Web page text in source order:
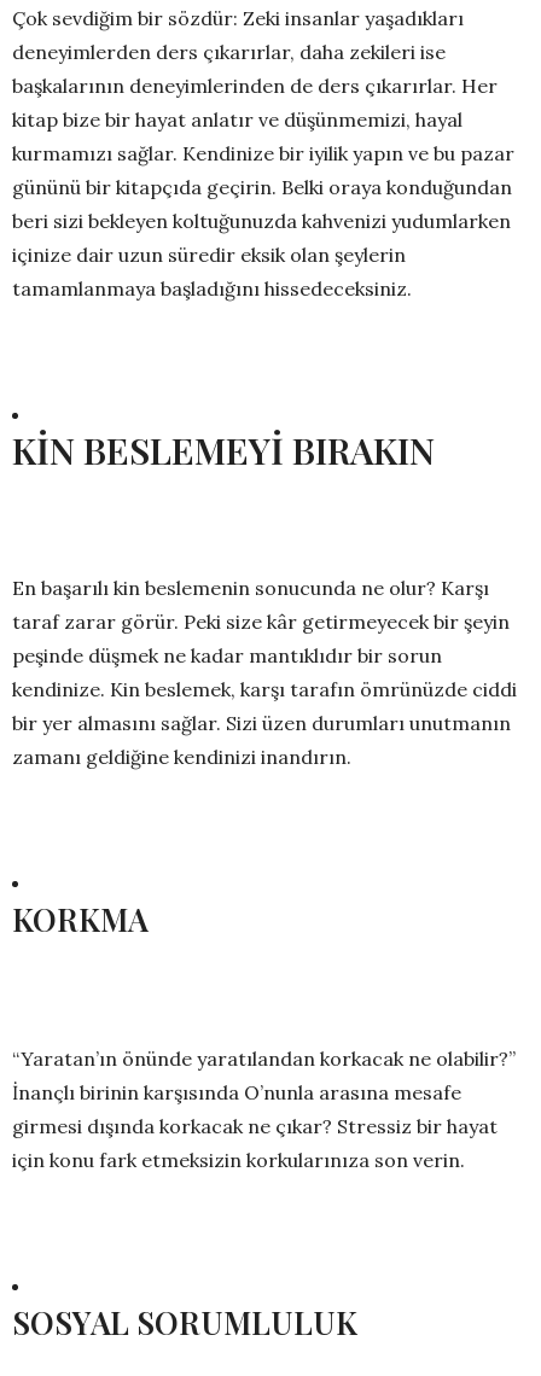
Çok sevdiğim bir sözdür: Zeki insanlar yaşadıkları
deneyimlerden ders çıkarırlar, daha zekileri ise
başkalarının deneyimlerinden de ders çıkarırlar. Her
kitap bize bir hayat anlatır ve düşünmemizi, hayal
kurmamızı sağlar. Kendinize bir iyilik yapın ve bu pazar
gününü bir kitapçıda geçirin. Belki oraya konduğundan
beri sizi bekleyen koltuğunuzda kahvenizi yudumlarken
içinize dair uzun süredir eksik olan şeylerin
tamamlanmaya başladığını hissedeceksiniz.
KİN BESLEMEYİ BIRAKIN
En başarılı kin beslemenin sonucunda ne olur? Karşı
taraf zarar görür. Peki size kâr getirmeyecek bir şeyin
peşinde düşmek ne kadar mantıklıdır bir sorun
kendinize. Kin beslemek, karşı tarafın ömrünüzde ciddi
bir yer almasını sağlar. Sizi üzen durumları unutmanın
zamanı geldiğine kendinizi inandırın.
KORKMA
“Yaratan’ın önünde yaratılandan korkacak ne olabilir?”
İnançlı birinin karşısında O’nunla arasına mesafe
girmesi dışında korkacak ne çıkar? Stressiz bir hayat
için konu fark etmeksizin korkularınıza son verin.
SOSYAL SORUMLULUK